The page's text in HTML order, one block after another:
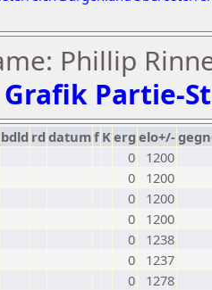
Phillip
Grafik Partie-
bdld rd datumf Kerg elo+/-
0
1200
0
1200
0
1200
0
1200
0
1238
0
1237
0
1278